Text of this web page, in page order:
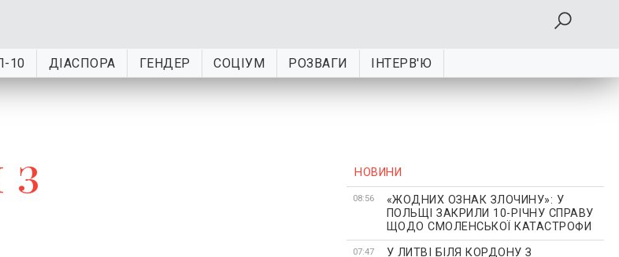
10 ДІАСПОРА ГЕНДЕР СОЦІУМ РОЗВАГИ ІНТЕРВ'Ю
НОВИНИ
08:56
«ЖОДНИХ ОЗНАК ЗЛОЧИНУ»: У
ПОЛЬЩІ ЗАКРИЛИ 10-РІЧНУ СПРАВУ
ЩОДО СМОЛЕНСЬКОЇ КАТАСТРОФИ
07:47
У ЛИТВІ БІЛЯ КОРДОНУ З